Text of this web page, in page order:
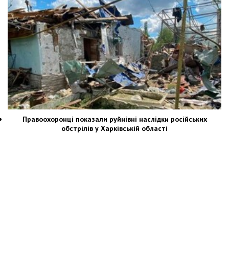
Правоохоронці показали руйнівні наслідки російських
обстрілів у Харківській області